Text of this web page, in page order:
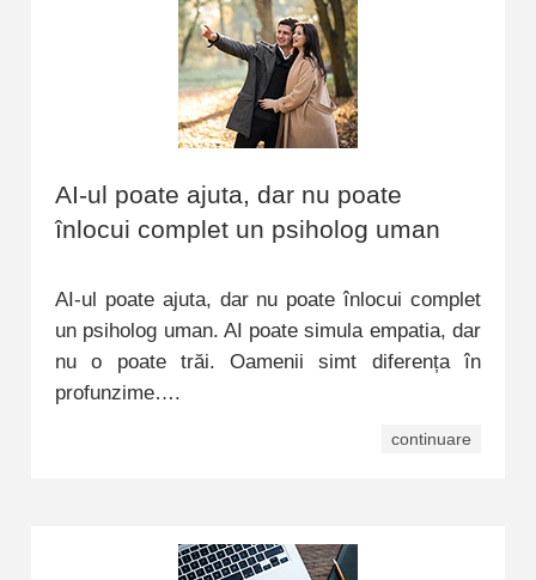
AI-ul poate ajuta, dar nu poate
înlocui complet un psiholog uman
AI-ul poate ajuta, dar nu poate înlocui complet
un psiholog uman. AI poate simula empatia, dar
nu o poate trăi. Oamenii simt diferența în
profunzime….
continuare